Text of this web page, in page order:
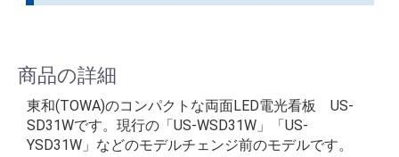
商品の詳細
東和(TOWA)のコンパクトな両面LED電光看板 US-
SD31Wです。現行の「US-WSD31W」「US-
YSD31W」などのモデルチェンジ前のモデルです。